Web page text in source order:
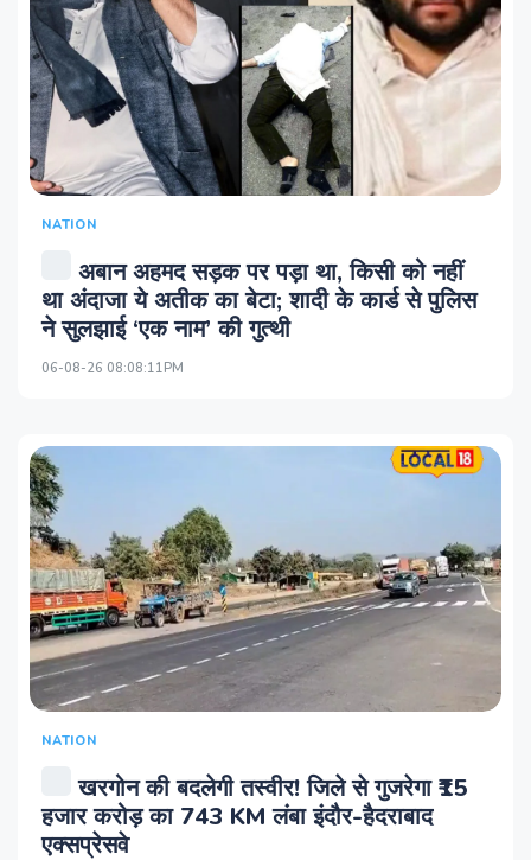
NATION
अबान अहमद सड़क पर पड़ा था, किसी को नहीं
था अंदाजा ये अतीक का बेटा; शादी के कार्ड से पुलिस
ने सुलझाई ‘एक नाम’ की गुत्थी
06-08-26 08:08:11PM
NATION
खरगोन की बदलेगी तस्वीर! जिले से गुजरेगा ₹15
हजार करोड़ का 743 KM लंबा इंदौर-हैदराबाद
एक्सप्रेसवे